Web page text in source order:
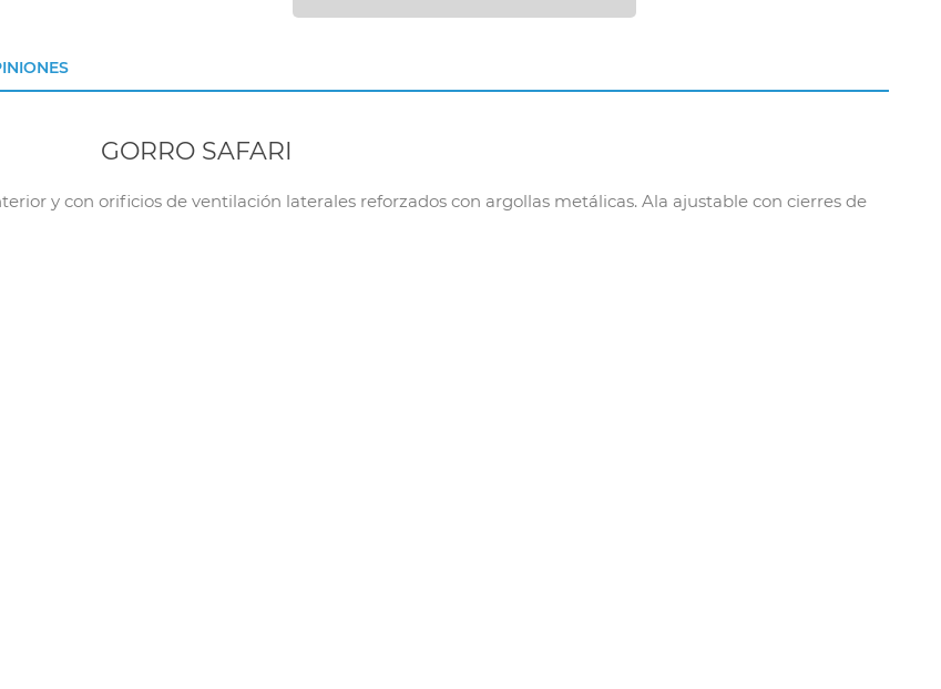
GORRO SAFARI
y con orificios de ventilación laterales reforzados con argollas metálicas. Ala ajustable con cierres de